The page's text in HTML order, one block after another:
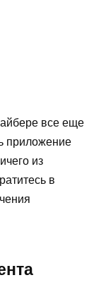
все еще
приложение
из
в